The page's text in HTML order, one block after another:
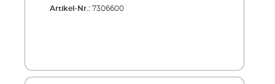
Artikel-Nr.: 7306600